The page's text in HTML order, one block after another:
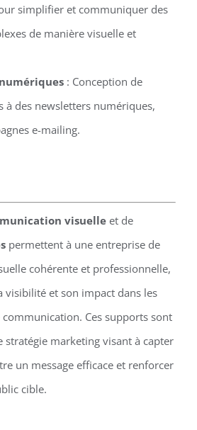
simplifier et communiquer des
de manière visuelle et
: Conception de
à des newsletters numériques,
e-mailing.
visuelleet de
permettent à une entreprise de
cohérente et professionnelle,
visibilité et son impact dans les
Ces supports sont
stratégie marketing visant à capter
un message efficace et renforcer
cible.